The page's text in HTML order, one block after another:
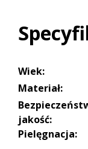
Wiek:
Materiał:
jakość:
Pielęgnacja: